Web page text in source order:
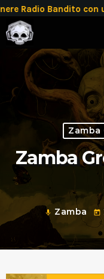
Bandito con
Zamba
mic Zamba today